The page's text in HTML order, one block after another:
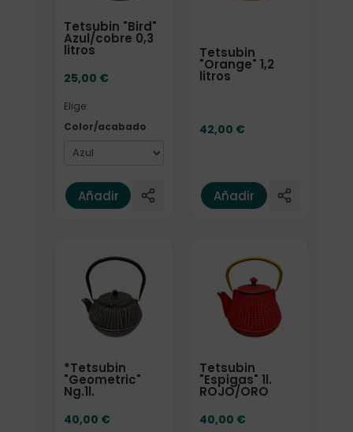
Tetsubin "Bird"
Azul/cobre 0,3
litros
25,00 €
Elige:
Color/acabado
Añadir
Tetsubin
"Orange" 1,2
litros
42,00 €
Añadir
*Tetsubin
"Geometric"
Ng.1l.
40,00 €
Tetsubin
"Espigas" 1l.
ROJO/ORO
40,00 €